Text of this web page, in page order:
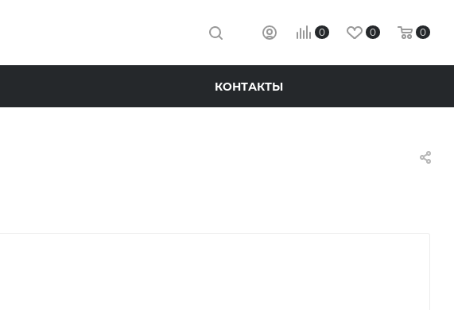
0 0 0
КОНТАКТЫ